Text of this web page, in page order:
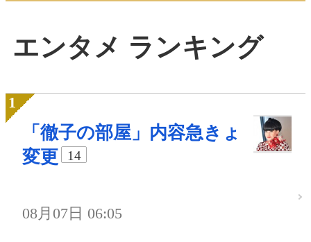
エンタメ ランキング
「徹子の部屋」内容急きょ
変更
14
08月07日 06:05